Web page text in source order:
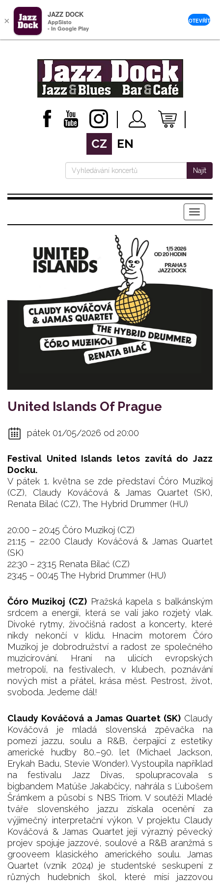
CZ EN
Najít
Menu
United Islands Of Prague
pátek 01/05/2026 od 20:00
Festival United Islands letos zavítá do Jazz
Docku.
V pátek 1. května se zde představí Čóro Muzikoj
(CZ), Claudy Kováčová & Jamas Quartet (SK),
Renata Bilać (CZ), The Hybrid Drummer (HU)
20:00 – 20:45 Čóro Muzikoj (CZ)
21:15 – 22:00 Claudy Kováčová & Jamas Quartet
(SK)
22:30 – 23:15 Renata Bilać (CZ)
23:45 – 00:45 The Hybrid Drummer (HU)
Čóro Muzikoj (CZ)Pražská kapela s balkánským
srdcem a energií, která se valí jako rozjetý vlak.
Divoké rytmy, živočišná radost a koncerty, které
nikdy nekončí v klidu. Hnacím motorem Čóro
Muzikoj je dobrodružství a radost ze společného
muzicírování. Hraní na ulicích evropských
metropolí, na festivalech, v klubech, poznávání
nových míst a přátel, krása měst. Pestrost, život,
svoboda. Jedeme dál!
Claudy Kováčová a Jamas Quartet (SK) Claudy
Kováčová je mladá slovenská zpěvačka na
pomezí jazzu, soulu a R&B, čerpající z estetiky
americké hudby 80.–90. let (Michael Jackson,
Erykah Badu, Stevie Wonder). Vystoupila například
na festivalu Jazz Divas, spolupracovala s
bigbandem Matúše Jakabčicy, nahrála s Ľubošem
Šrámkem a působí s NBS Triom. V soutěži Mladé
tváře slovenského jazzu získala ocenění za
výjimečný interpretační výkon. V projektu Claudy
Kováčová & Jamas Quartet její výrazný pěvecký
projev spojuje jazzové, soulové a R&B aranžmá s
grooveem klasického amerického soulu. Jamas
Quartet (vznik 2024) je studentské seskupení z
různých hudebních škol, které mísí jazzovou
×
JAZZ DOCK
AppSisto
- In Google Play
OTEVŘÍT